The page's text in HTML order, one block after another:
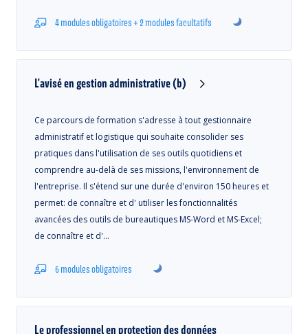
4 modules obligatoires + 2 modules facultatifs
L'avisé en gestion administrative (b)
Ce parcours de formation s'adresse à tout gestionnaire
administratif et logistique qui souhaite consolider ses
pratiques dans l'utilisation de ses outils quotidiens et
comprendre au-delà de ses missions, l'environnement de
l'entreprise. Il s'étend sur une durée d'environ 150 heures et
permet: de connaître et d' utiliser les fonctionnalités
avancées des outils de bureautiques MS-Word et MS-Excel;
de connaître et d'…
6 modules obligatoires
Le professionnel en protection des données